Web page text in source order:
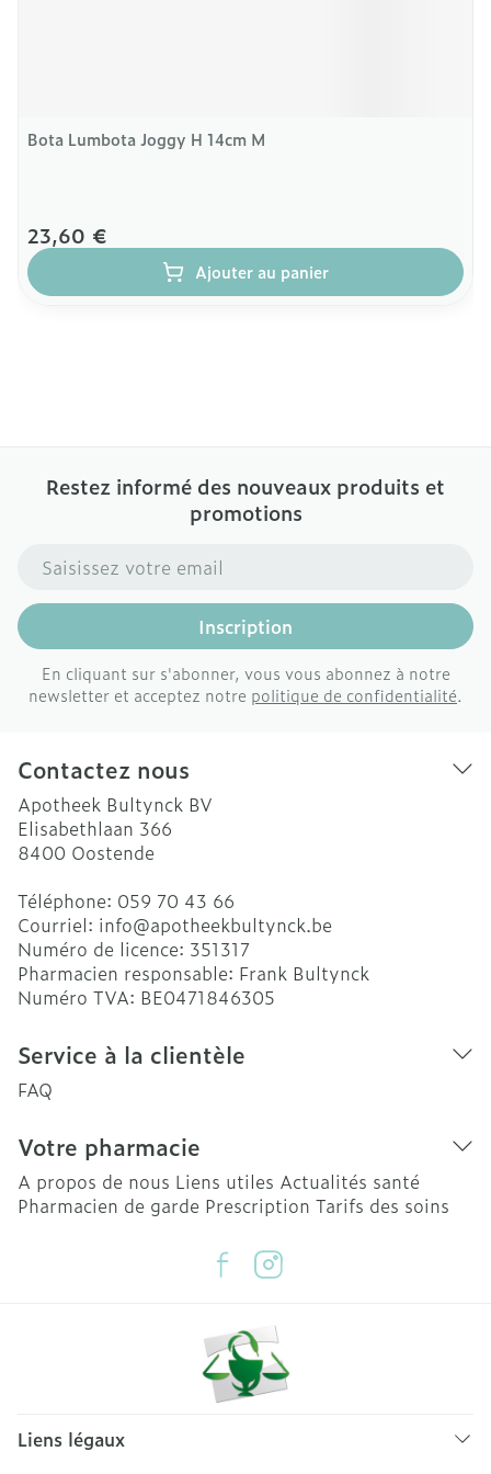
Bota Lumbota Joggy H 14cm M
23,60 €
Ajouter au panier
Restez informé des nouveaux produits et
promotions
Adresse mail
Inscription
En cliquant sur s'abonner, vous vous abonnez à notre
newsletter et acceptez notre politique de confidentialité.
Contactez nous
Apotheek Bultynck BV
Elisabethlaan 366
8400 Oostende
Téléphone: 059 70 43 66
Courriel: info@apotheekbultynck.be
Numéro de licence: 351317
Pharmacien responsable: Frank Bultynck
Numéro TVA: BE0471846305
Service à la clientèle
FAQ
Votre pharmacie
A propos de nous Liens utiles Actualités santé
Pharmacien de garde Prescription Tarifs des soins
Liens légaux